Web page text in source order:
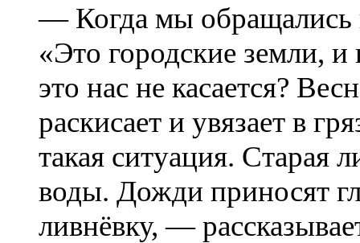
— Когда мы обращались
«Это городские земли, и
это нас не касается?
раскисает и увязает в
такая ситуация. Старая
воды. Дожди приносят
ливнёвку, —